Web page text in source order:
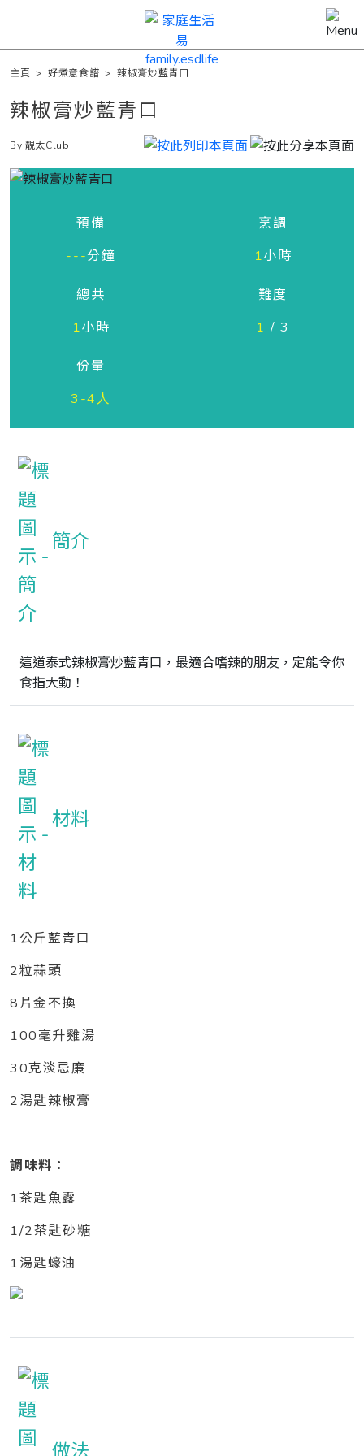
主頁 >好煮意食譜 >辣椒膏炒藍青口
辣椒膏炒藍青口
By 靚太Club
預備
---分鐘
烹調
1小時
總共
1小時
難度
1 / 3
份量
3-4人
簡介
這道泰式辣椒膏炒藍青口，最適合嗜辣的朋友，定能令你
食指大動！
材料
1公斤藍青口
2粒蒜頭
8片金不換
100毫升雞湯
30克淡忌廉
2湯匙辣椒膏
調味料：
1茶匙魚露
1/2茶匙砂糖
1湯匙蠔油